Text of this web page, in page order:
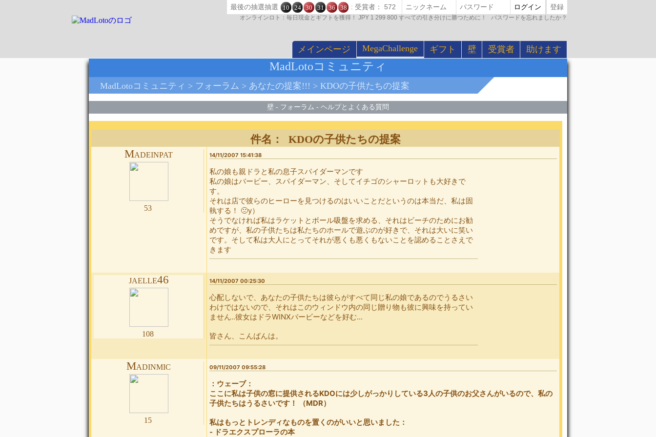
メインページ MegaChallenge ギフト 壁 受賞者 助けます
最後の抽選抽選 10 24 30 31 36 38 : 受賞者： 572 ログイン 登録
オンラインロト：毎日現金とギフトを獲得！ JPY 1 299 800 すべての引き分けに勝つために！ パスワードを忘れましたか？
MadLotoコミュニティ
MadLotoコミュニティ > フォーラム > あなたの提案!!! > KDOの子供たちの提案
壁 - フォーラム - ヘルプとよくある質問
件名： KDOの子供たちの提案
Madeinpat
53
14/11/2007 15:41:38
私の娘も親ドラと私の息子スパイダーマンです
私の娘はバービー、スパイダーマン、そしてイチゴのシャーロットも大好きで
す。
それは店で彼らのヒーローを見つけるのはいいことだというのは本当だ、私は固
執する！ 🙁y）
そうでなければ私はラケットとボール吸盤を求める、それはビーチのためにお勧
めですが、私の子供たちは私たちのホールで遊ぶのが好きで、それは大いに笑い
です。そして私は大人にとってそれが悪くも悪くもないことを認めることさえで
きます
jaelle46
108
14/11/2007 00:25:30
心配しないで、あなたの子供たちは彼らがすべて同じ私の娘であるのでうるさい
わけではないので、それはこのウィンドウ内の同じ贈り物も彼に興味を持ってい
ません..彼女はドラWINXバービーなどを好む...
皆さん、こんばんは。
Madinmic
15
09/11/2007 09:55:28
：ウェーブ：
ここに私は子供の窓に提供されるKDOには少しがっかりしている3人の子供のお父さんがいるので、私の
子供たちはうるさいです！ （MDR）
私はもっとトレンディなものを置くのがいいと思いました：
- ドラエクスプローラの本